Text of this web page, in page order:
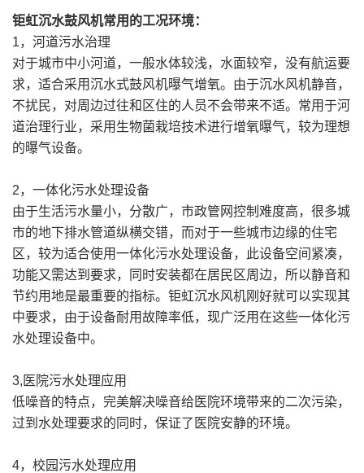
钜虹沉水鼓风机常用的工况环境：
1，河道污水治理
对于城市中小河道，一般水体较浅，水面较窄，没有航运要
求，适合采用沉水式鼓风机曝气增氧。由于沉水风机静音，
不扰民，对周边过往和区住的人员不会带来不适。常用于河
道治理行业，采用生物菌栽培技术进行增氧曝气，较为理想
的曝气设备。
2，一体化污水处理设备
由于生活污水量小，分散广，市政管网控制难度高，很多城
市的地下排水管道纵横交错，而对于一些城市边缘的住宅
区，较为适合使用一体化污水处理设备，此设备空间紧凑，
功能又需达到要求，同时安装都在居民区周边，所以静音和
节约用地是最重要的指标。钜虹沉水风机刚好就可以实现其
中要求，由于设备耐用故障率低，现广泛用在这些一体化污
水处理设备中。
3,医院污水处理应用
低噪音的特点，完美解决噪音给医院环境带来的二次污染，
过到水处理要求的同时，保证了医院安静的环境。
4，校园污水处理应用